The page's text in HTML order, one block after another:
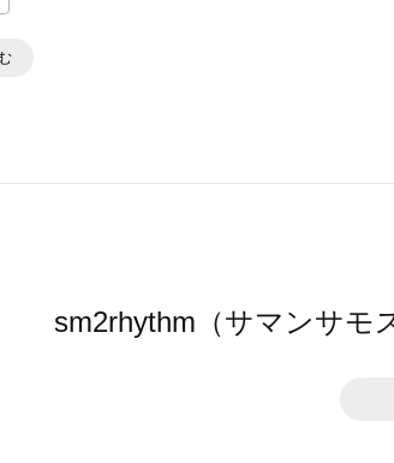
sm2rhythm（サマンサモ